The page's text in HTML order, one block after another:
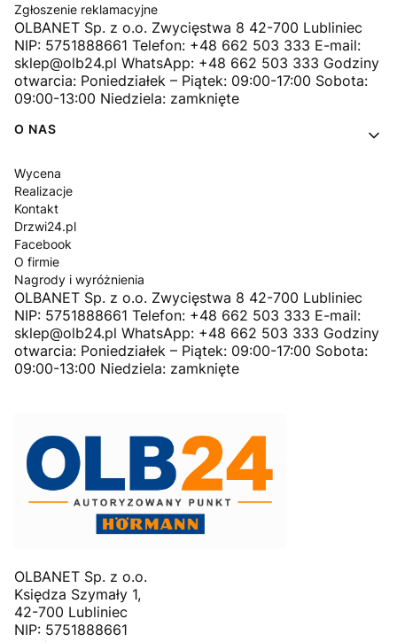
Zgłoszenie reklamacyjne
OLBANET Sp. z o.o. Zwycięstwa 8 42-700 Lubliniec
NIP: 5751888661 Telefon: +48 662 503 333 E-mail:
sklep@olb24.pl WhatsApp: +48 662 503 333 Godziny
otwarcia: Poniedziałek – Piątek: 09:00-17:00 Sobota:
09:00-13:00 Niedziela: zamknięte
O NAS
Wycena
Realizacje
Kontakt
Drzwi24.pl
Facebook
O firmie
Nagrody i wyróżnienia
OLBANET Sp. z o.o. Zwycięstwa 8 42-700 Lubliniec
NIP: 5751888661 Telefon: +48 662 503 333 E-mail:
sklep@olb24.pl WhatsApp: +48 662 503 333 Godziny
otwarcia: Poniedziałek – Piątek: 09:00-17:00 Sobota:
09:00-13:00 Niedziela: zamknięte
OLBANET Sp. z o.o.
Księdza Szymały 1,
42-700 Lubliniec
NIP: 5751888661